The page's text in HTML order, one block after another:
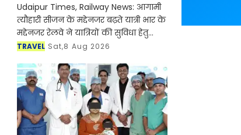
Udaipur Times, Railway News: आगामी
त्यौहारी सीजन के मद्देनजर बढ़ते यात्री भार के
मद्देनजर रेलवे ने यात्रियों की सुविधा हेतु
जयपुर बांद्रा टर्मिनस जयपुर साप्ताहिक
TRAVEL Sat,8 Aug 2026